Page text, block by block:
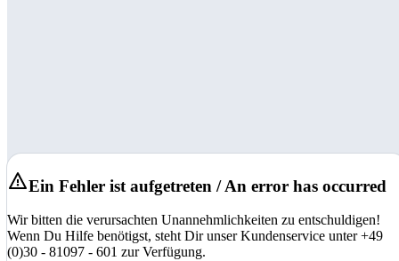
Ein Fehler ist aufgetreten / An error has occurred
Wir bitten die verursachten Unannehmlichkeiten zu entschuldigen!
Wenn Du Hilfe benötigst, steht Dir unser Kundenservice unter +49
(0)30 - 81097 - 601 zur Verfügung.